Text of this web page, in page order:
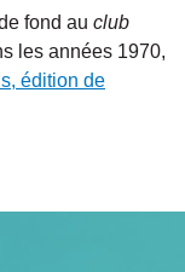
fond au club
les années 1970,
édition de